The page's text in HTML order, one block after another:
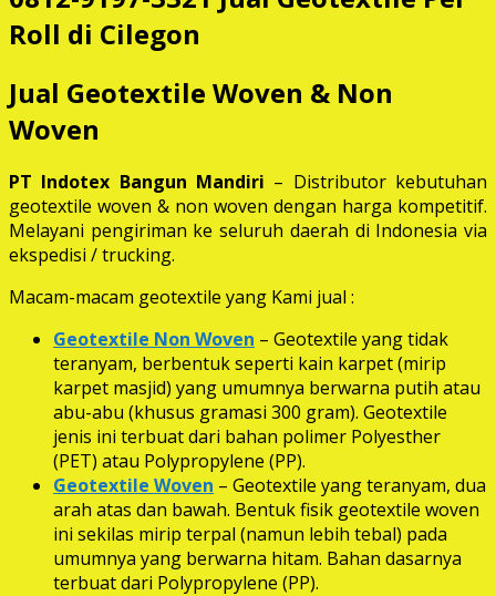
Roll di Cilegon
Jual Geotextile Woven & Non
Woven
PT Indotex Bangun Mandiri – Distributor kebutuhan
geotextile woven & non woven dengan harga kompetitif.
Melayani pengiriman ke seluruh daerah di Indonesia via
ekspedisi / trucking.
Macam-macam geotextile yang Kami jual :
Geotextile Non Woven – Geotextile yang tidak
teranyam, berbentuk seperti kain karpet (mirip
karpet masjid) yang umumnya berwarna putih atau
abu-abu (khusus gramasi 300 gram). Geotextile
jenis ini terbuat dari bahan polimer Polyesther
(PET) atau Polypropylene (PP).
Geotextile Woven – Geotextile yang teranyam, dua
arah atas dan bawah. Bentuk fisik geotextile woven
ini sekilas mirip terpal (namun lebih tebal) pada
umumnya yang berwarna hitam. Bahan dasarnya
terbuat dari Polypropylene (PP).